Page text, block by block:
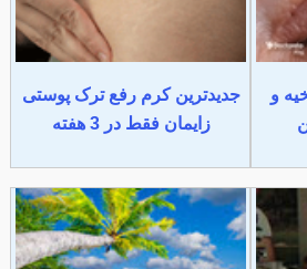
و
جدیدترین کرم رفع ترک پوستی
زایمان فقط در 3 هفته